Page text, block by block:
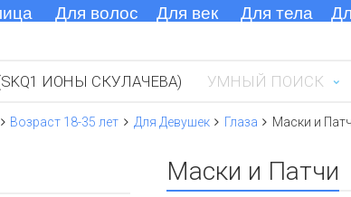
Для волос Для век Для тела
(SKQ1 ИОНЫ СКУЛАЧЕВА) УМНЫЙ ПОИСК
Возраст 18-35 лет Для Девушек Глаза Маски и
Маски и Патчи